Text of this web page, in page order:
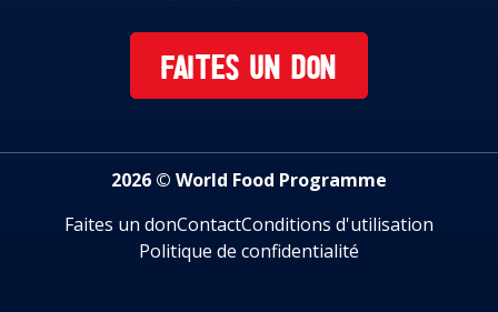
FAITES UN DON
2026 © World Food Programme
Faites un donContactConditions d'utilisation
Politique de confidentialité